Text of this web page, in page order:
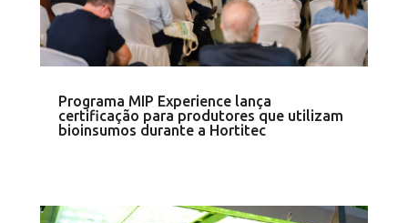
Programa MIP Experience lança
certificação para produtores que utilizam
bioinsumos durante a Hortitec